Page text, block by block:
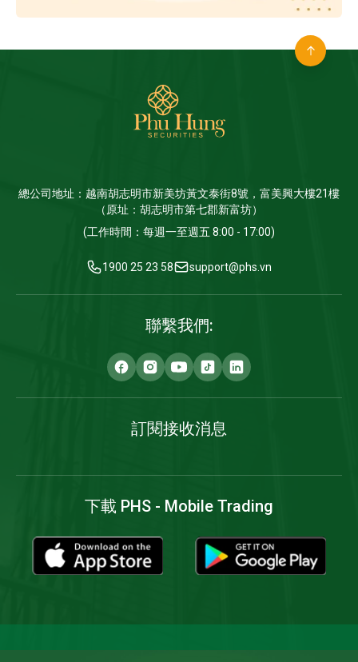
總公司地址：越南胡志明市新美坊黃文泰街8號，富美興大樓21樓
（原址：胡志明市第七郡新富坊）
(工作時間：每週一至週五 8:00 - 17:00)
1900 25 23 58 support@phs.vn
聯繫我們:
訂閱接收消息
下載 PHS - Mobile Trading